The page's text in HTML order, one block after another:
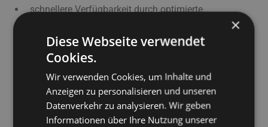
schnellere Verfügbarkeit durch optimierte
verlässliche Lieferqualität durch standardisierte
Prozesse
höhere Beratungstiefe durch direkte Nähe von Team
und Ware
ressourcenschonende Bauweise mit angenehmem
Raumklima
×
Diese Webseite verwendet
Cookies.
Wir verwenden Cookies, um Inhalte und
Anzeigen zu personalisieren und unseren
Datenverkehr zu analysieren. Wir geben
Informationen über Ihre Nutzung unserer